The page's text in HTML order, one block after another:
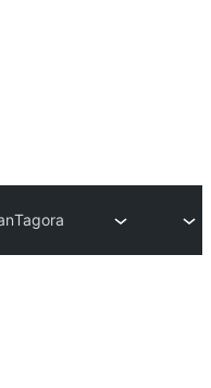
Tagora